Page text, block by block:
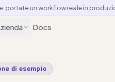
portate un workflow reale in
Docs
di esempio